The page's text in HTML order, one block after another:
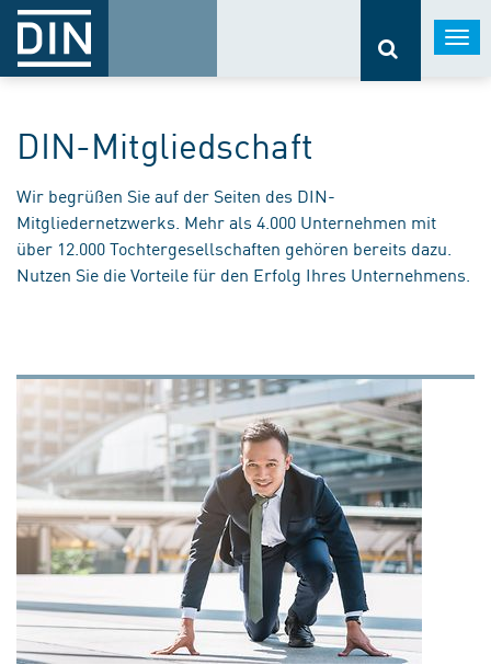
DIN-Mitgliedschaft
Wir begrüßen Sie auf der Seiten des DIN-
Mitgliedernetzwerks. Mehr als 4.000 Unternehmen mit
über 12.000 Tochtergesellschaften gehören bereits dazu.
Nutzen Sie die Vorteile für den Erfolg Ihres Unternehmens.